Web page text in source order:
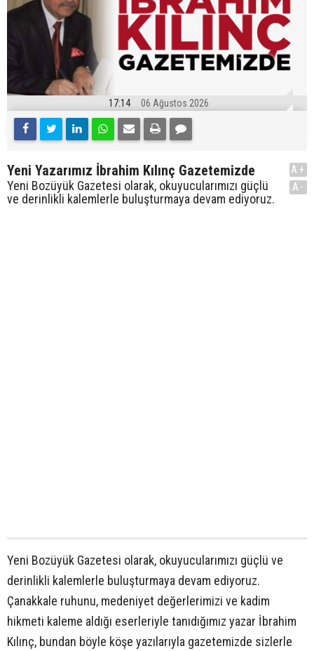
17:14 06 Ağustos 2026
Yeni Yazarımız İbrahim Kılınç Gazetemizde
Yeni Bozüyük Gazetesi olarak, okuyucularımızı güçlü
ve derinlikli kalemlerle buluşturmaya devam ediyoruz.
A+
A-
Yeni Bozüyük Gazetesi olarak, okuyucularımızı güçlü ve
derinlikli kalemlerle buluşturmaya devam ediyoruz.
Çanakkale ruhunu, medeniyet değerlerimizi ve kadim
hikmeti kaleme aldığı eserleriyle tanıdığımız yazar İbrahim
Kılınç, bundan böyle köşe yazılarıyla gazetemizde sizlerle